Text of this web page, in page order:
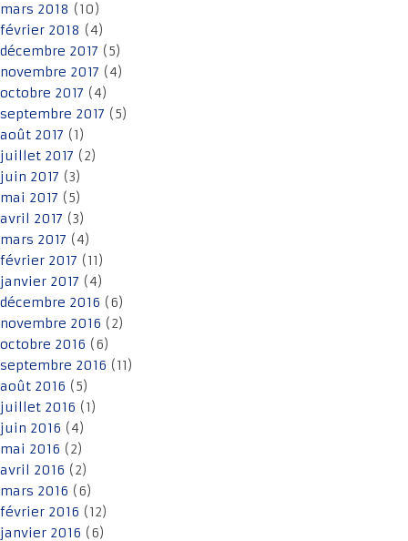
mars 2018 (10)
février 2018 (4)
décembre 2017 (5)
novembre 2017 (4)
octobre 2017 (4)
septembre 2017 (5)
août 2017 (1)
juillet 2017 (2)
juin 2017 (3)
mai 2017 (5)
avril 2017 (3)
mars 2017 (4)
février 2017 (11)
janvier 2017 (4)
décembre 2016 (6)
novembre 2016 (2)
octobre 2016 (6)
septembre 2016 (11)
août 2016 (5)
juillet 2016 (1)
juin 2016 (4)
mai 2016 (2)
avril 2016 (2)
mars 2016 (6)
février 2016 (12)
janvier 2016 (6)